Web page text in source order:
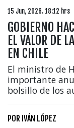
15 Jun, 2026. 18:12 hrs
GOBIERNO
EL VALOR DE
EN CHILE
El ministro de
importante
bolsillo de los
POR IVÁN LÓPEZ